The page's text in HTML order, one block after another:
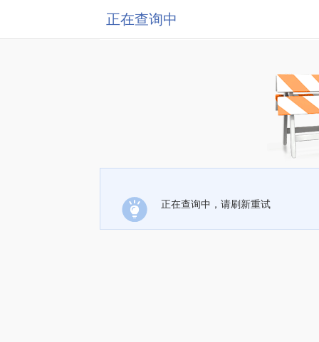
正在查询中
正在查询中，请刷新重试